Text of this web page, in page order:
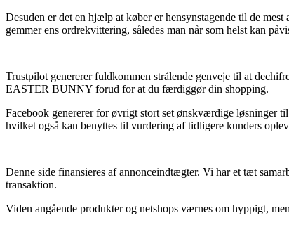
Desuden er det en hjælp at køber er hensynstagende til de
gemmer ens ordrekvittering, således man når som helst kan
Trustpilot genererer fuldkommen strålende genveje til at
EASTER BUNNY forud for at du færdiggør din shopping.
Facebook genererer for øvrigt stort set ønskværdige løsninger
hvilket også kan benyttes til vurdering af tidligere kunders
Denne side finansieres af annonceindtægter. Vi har et tæt
transaktion.
Viden angående produkter og netshops værnes om hyppigt,